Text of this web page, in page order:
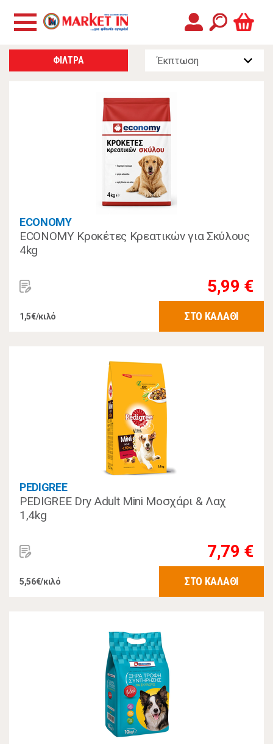
ΦΙΛΤΡΑ
ECONOMY
ECONOMY Κροκέτες Κρεατικών για Σκύλους
4kg
5,99 €
1,5€/κιλό ΣΤΟ ΚΑΛΑΘΙ
PEDIGREE
PEDIGREE Dry Adult Mini Μοσχάρι & Λαχ
1,4kg
7,79 €
5,56€/κιλό ΣΤΟ ΚΑΛΑΘΙ